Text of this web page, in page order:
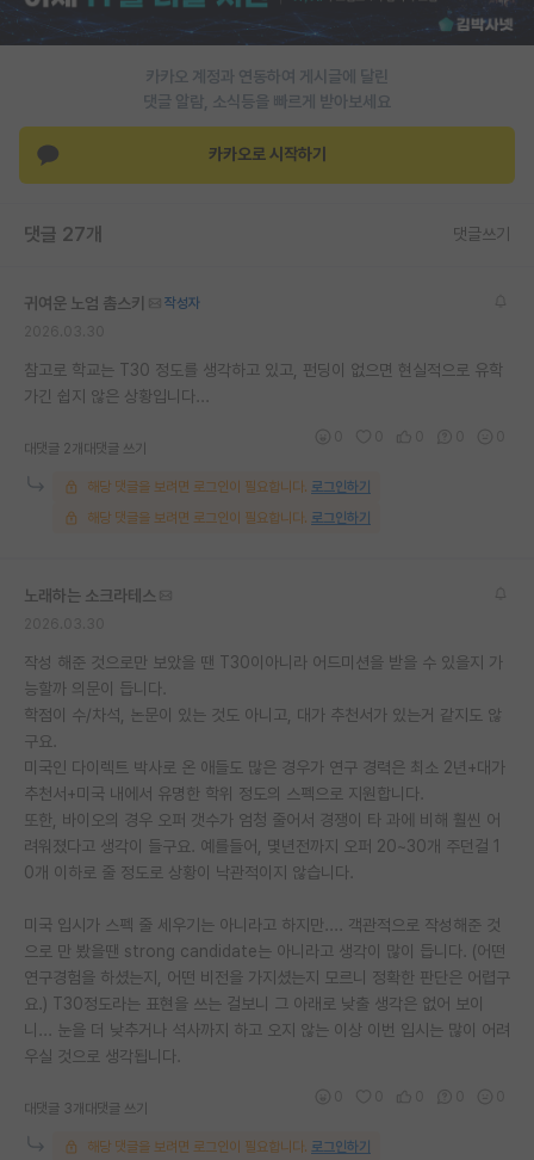
재팬라운지 🌸
카카오 계정과 연동하여 게시글에 달린
댓글 알람, 소식등을 빠르게 받아보세요
카카오로 시작하기
댓글 27개 댓글쓰기
귀여운 노엄 촘스키
작성자
참고로 학교는 T30 정도를 생각하고 있고, 펀딩이 없으면 현실적으로 유학
가긴 쉽지 않은 상황입니다...
대댓글 2개 대댓글 쓰기
해당 댓글을 보려면 로그인이 필요합니다. 로그인하기
해당 댓글을 보려면 로그인이 필요합니다. 로그인하기
노래하는 소크라테스
작성 해준 것으로만 보았을 땐 T30이아니라 어드미션을 받을 수 있을지 가
능할까 의문이 듭니다.
학점이 수/차석, 논문이 있는 것도 아니고, 대가 추천서가 있는거 같지도 않
구요.
미국인 다이렉트 박사로 온 애들도 많은 경우가 연구 경력은 최소 2년+대가
추천서+미국 내에서 유명한 학위 정도의 스펙으로 지원합니다.
또한, 바이오의 경우 오퍼 갯수가 엄청 줄어서 경쟁이 타 과에 비해 훨씬 어
려워졌다고 생각이 들구요. 예를들어, 몇년전까지 오퍼 20~30개 주던걸 1
0개 이하로 줄 정도로 상황이 낙관적이지 않습니다.
미국 입시가 스펙 줄 세우기는 아니라고 하지만.... 객관적으로 작성해준 것
으로 만 봤을땐 strong candidate는 아니라고 생각이 많이 듭니다. (어떤
연구경험을 하셨는지, 어떤 비전을 가지셨는지 모르니 정확한 판단은 어렵구
요.) T30정도라는 표현을 쓰는 걸보니 그 아래로 낮출 생각은 없어 보이
니... 눈을 더 낮추거나 석사까지 하고 오지 않는 이상 이번 입시는 많이 어려
우실 것으로 생각됩니다.
대댓글 3개 대댓글 쓰기
해당 댓글을 보려면 로그인이 필요합니다. 로그인하기